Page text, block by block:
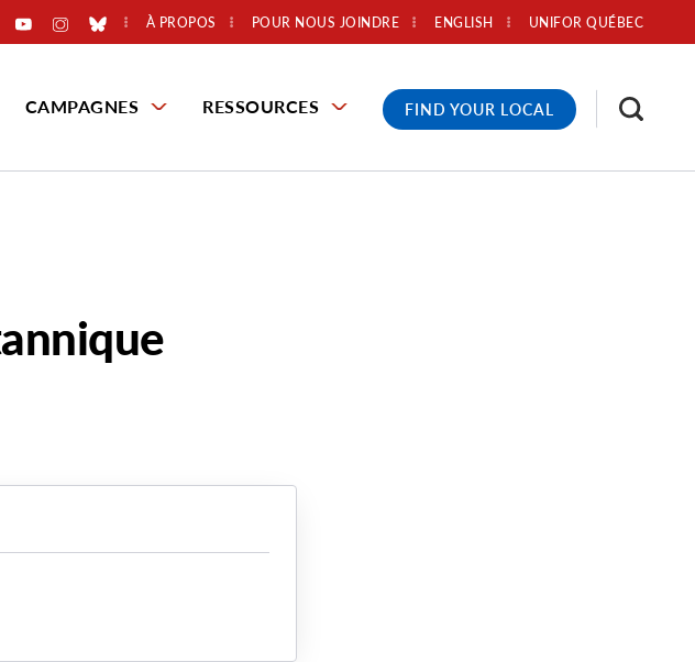
À PROPOS POUR NOUS JOINDRE UNIFOR QUÉBEC
ENGLISH
CAMPAGNES RESSOURCES FIND YOUR LOCAL